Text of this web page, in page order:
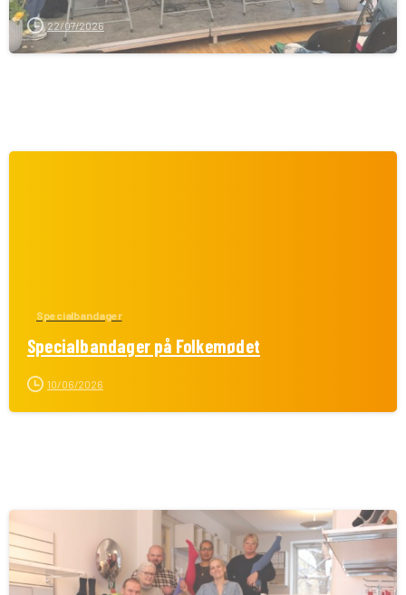
22/07/2026
Specialbandager
Specialbandager på Folkemødet
10/06/2026